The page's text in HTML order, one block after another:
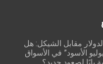
مقابل الشيكل: هل
الأسود” في الأسواق
بابًا لصعود جديد؟